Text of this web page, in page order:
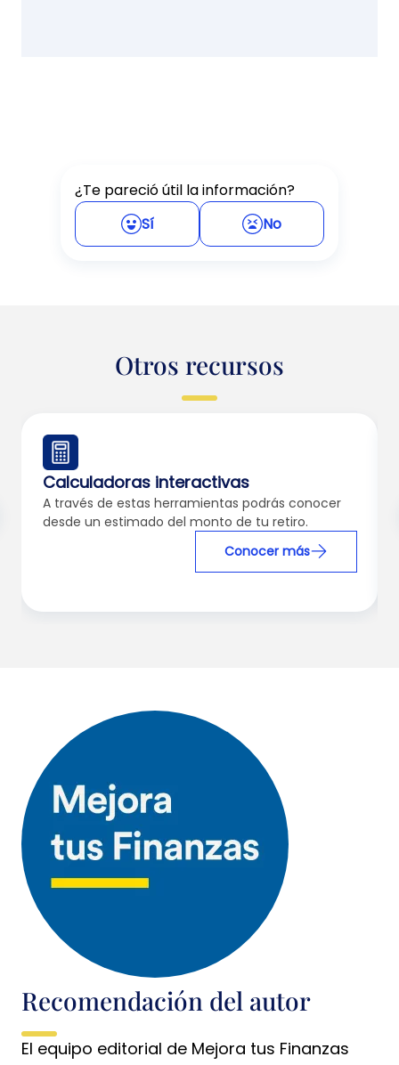
¿Te pareció útil la información?
Sí
No
Otros recursos
Calculadoras interactivas
A través de estas herramientas podrás conocer
desde un estimado del monto de tu retiro.
Conocer más
Recomendación del autor
El equipo editorial de Mejora tus Finanzas